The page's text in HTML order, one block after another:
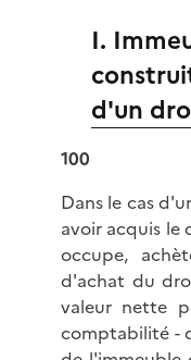
I.
d'un
100
Dans le cas
avoir acquis le
occupe,
d'achat du
valeur nette
comptabilité -